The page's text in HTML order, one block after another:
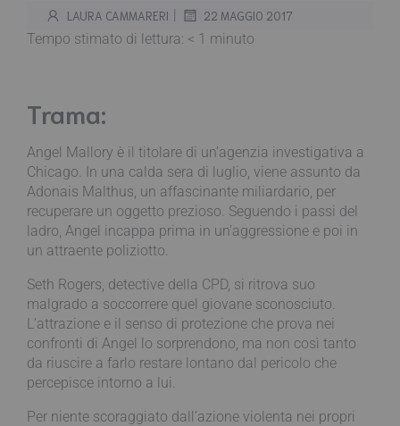
LAURA CAMMARERI | 22 MAGGIO 2017
Tempo stimato di lettura: < 1 minuto
Trama:
Angel Mallory è il titolare di un’agenzia investigativa a
Chicago. In una calda sera di luglio, viene assunto da
Adonais Malthus, un affascinante miliardario, per
recuperare un oggetto prezioso. Seguendo i passi del
ladro, Angel incappa prima in un’aggressione e poi in
un attraente poliziotto.
Seth Rogers, detective della CPD, si ritrova suo
malgrado a soccorrere quel giovane sconosciuto.
L’attrazione e il senso di protezione che prova nei
confronti di Angel lo sorprendono, ma non così tanto
da riuscire a farlo restare lontano dal pericolo che
percepisce intorno a lui.
Per niente scoraggiato dall’azione violenta nei propri